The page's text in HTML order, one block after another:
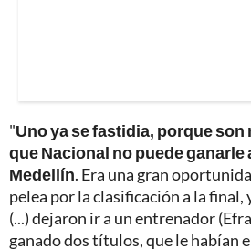
"Uno ya se fastidia, porque
que Nacional no puede ganarle
Medellín. Era una gran
pelea por la clasificación a la final,
(...) dejaron ir a un entrenador
ganado dos títulos, que le habían